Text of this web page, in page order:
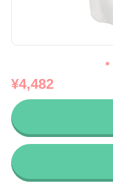
¥4,482